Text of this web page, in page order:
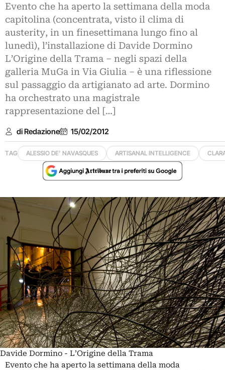
Evento che ha aperto la settimana della moda
capitolina (concentrata, visto il clima di
austerity, in un finesettimana lungo fino al
lunedì), l’installazione di Davide Dormino
L’Origine della Trama – negli spazi della
galleria MuGa in Via Giulia – è una riflessione
sul passaggio da artigianato ad arte. Dormino
ha orchestrato una magistrale
rappresentazione del […]
di Redazione 15/02/2012
TAG ALESSIO DE’ NAVASQUES ARTISANAL INTELLIGENCE
Davide Dormino - L’Origine della Trama
Evento che ha aperto la settimana della moda